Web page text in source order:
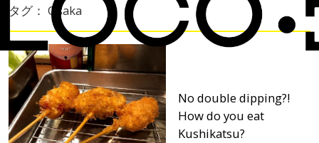
タグ： Osaka
No double dipping?!
How do you eat
Kushikatsu?